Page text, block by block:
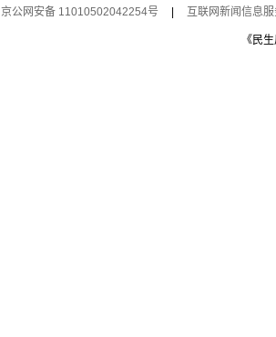
京公网安备 11010502042254号
互联网新闻信息
《民